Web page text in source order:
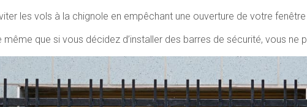
les vols à la chignole en empêchant une ouverture de votre fenêtre
même que si vous décidez d’installer des barres de sécurité, vous ne